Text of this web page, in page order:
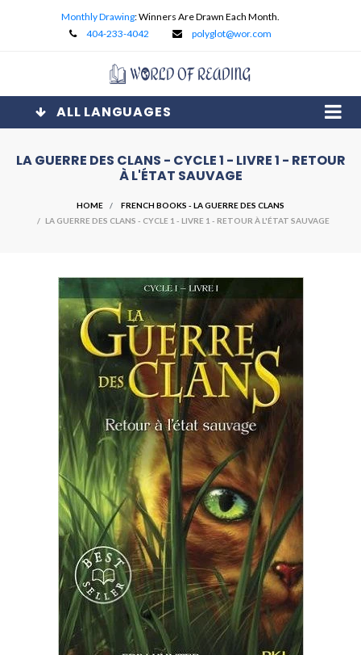
Monthly Drawing: Winners Are Drawn Each Month.
404-233-4042
polyglot@wor.com
ALL LANGUAGES
LA GUERRE DES CLANS - CYCLE 1 - LIVRE 1 - RETOUR
À L'ÉTAT SAUVAGE
HOME
FRENCH BOOKS - LA GUERRE DES CLANS
/ LA GUERRE DES CLANS - CYCLE 1 - LIVRE 1 - RETOUR À L'ÉTAT SAUVAGE